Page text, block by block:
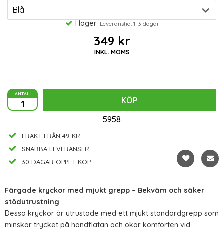
I lager Leveranstid: 1-3 dagar
349 kr
INKL. MOMS
antal:
KÖP
5958
FRAKT FRÅN 49 KR
SNABBA LEVERANSER
30 DAGAR ÖPPET KÖP
Färgade kryckor med mjukt grepp – Bekväm och säker
stödutrustning
Dessa kryckor är utrustade med ett mjukt standardgrepp som
minskar trycket på handflatan och ökar komforten vid